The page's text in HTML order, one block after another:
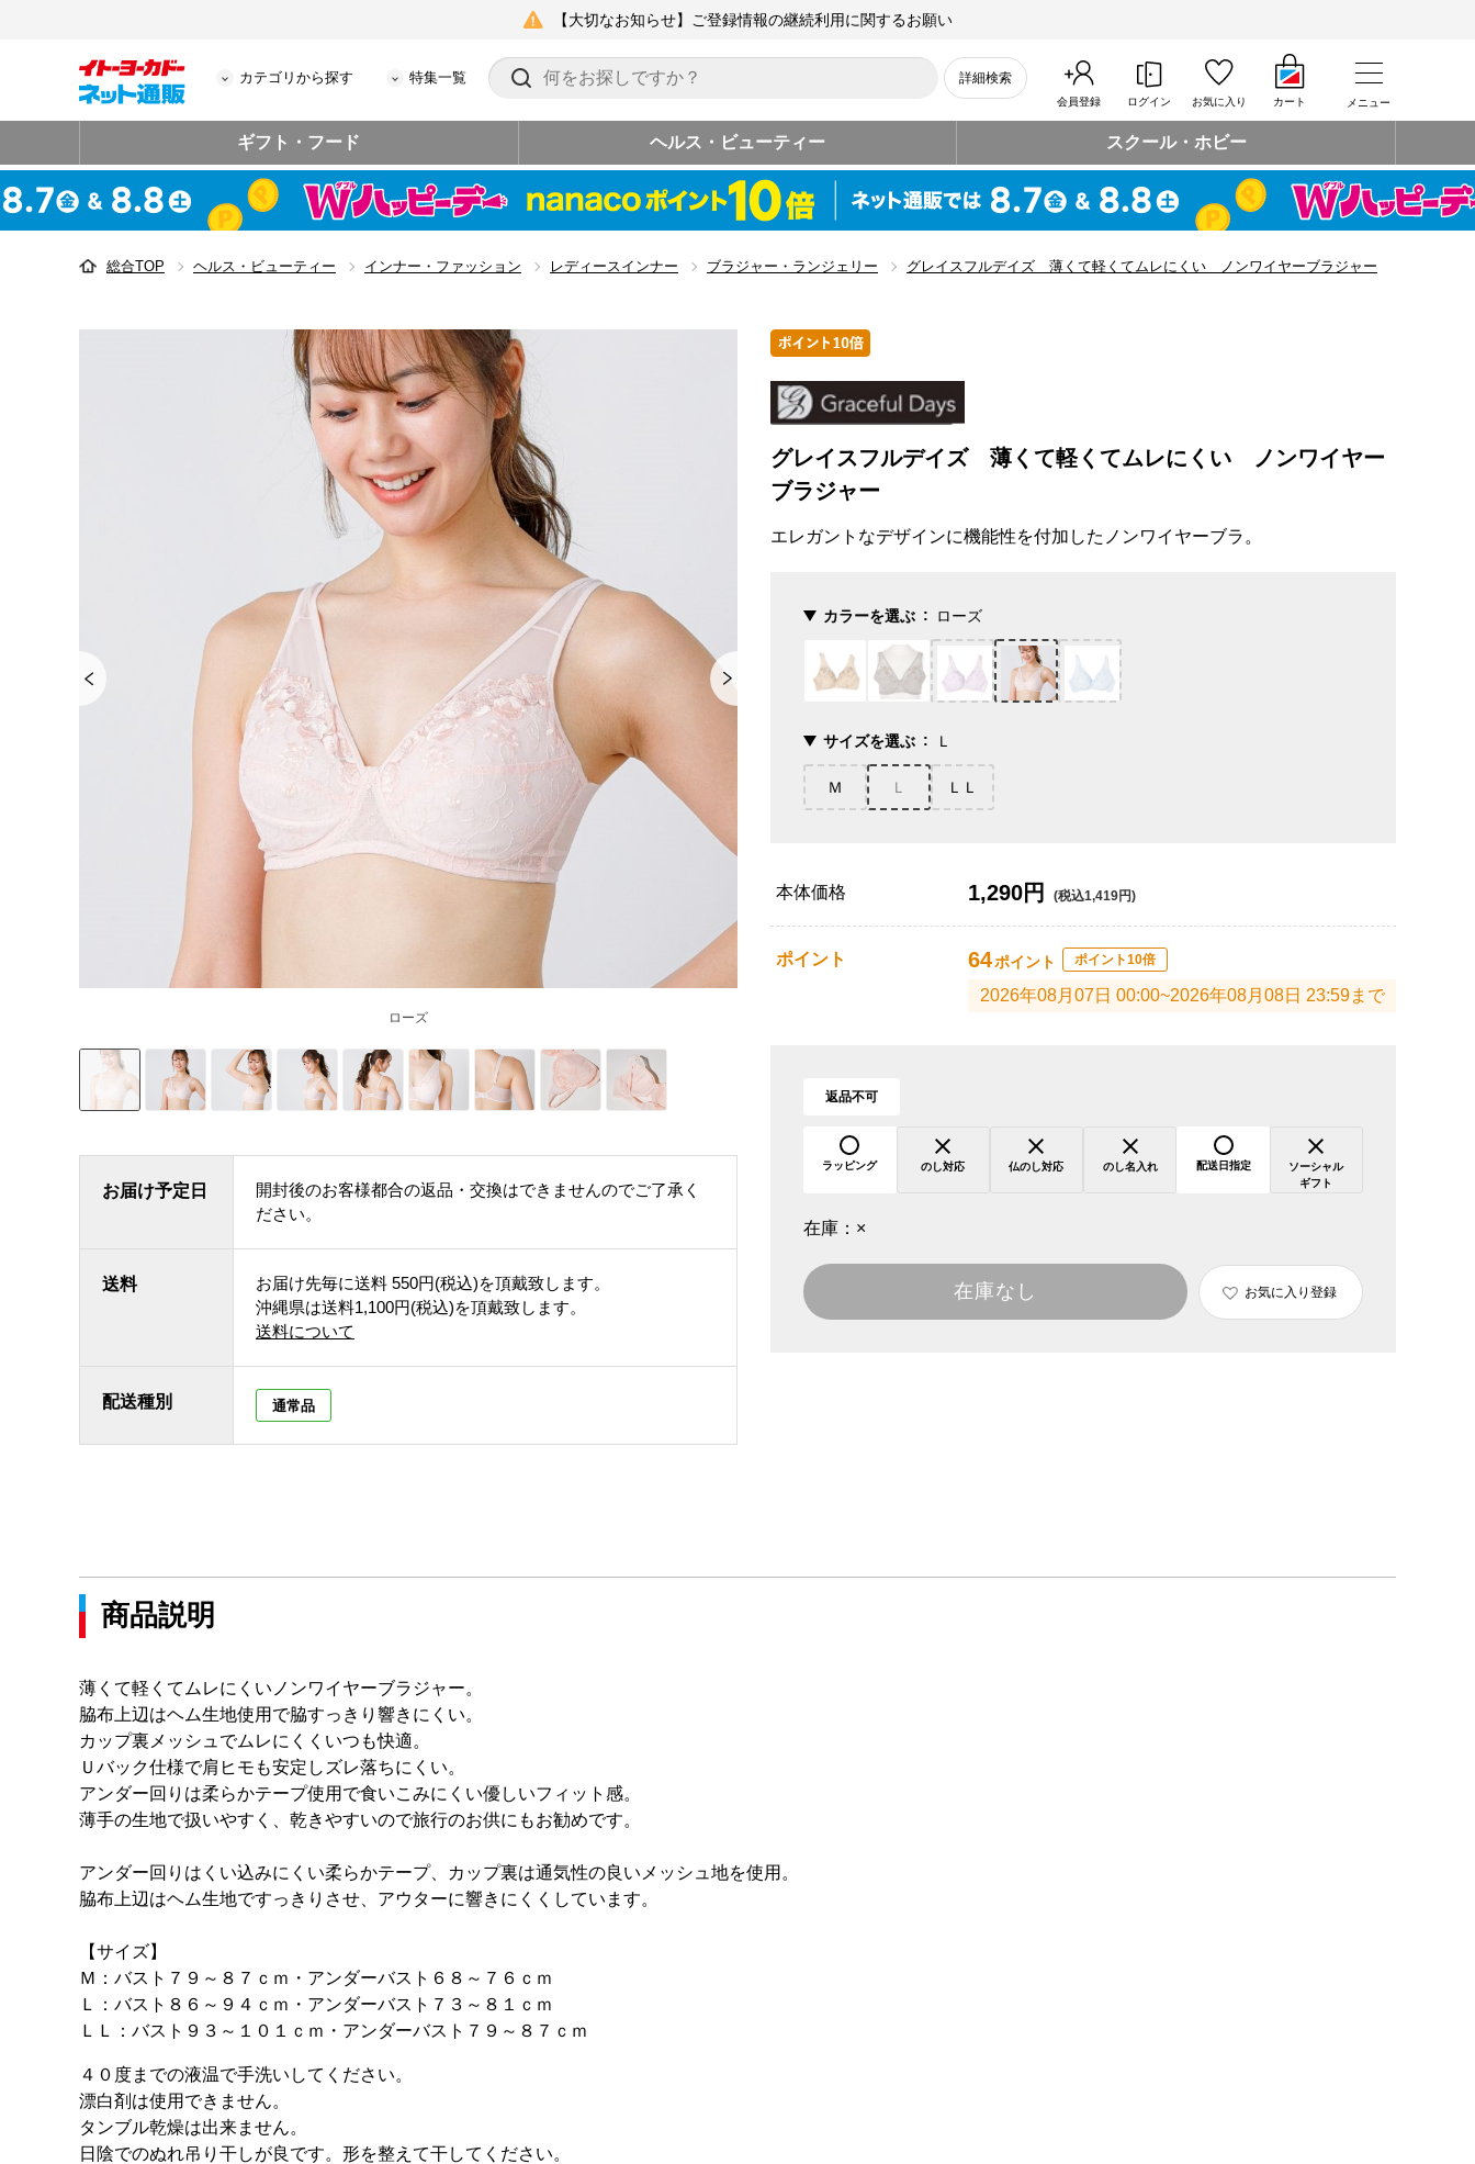
【大切なお知らせ】ご登録情報の継続利用に関するお願い
カテゴリから探す 特集一覧 詳細検索
会員登録 ログイン お気に入り カート メニュー
ギフト・フード ヘルス・ビューティー スクール・ホビー
総合TOP ヘルス・ビューティー インナー・ファッション レディースインナー ブラジャー・ランジェリー グレイスフルデイズ 薄くて軽くてムレにくい ノンワイヤーブラジャー
ローズ
お届け予定日
開封後のお客様都合の返品・交換はできませんのでご了承く
ださい。
送料 お届け先毎に送料 550円(税込)を頂戴致します。
沖縄県は送料1,100円(税込)を頂戴致します。
送料について
配送種別 通常品
グレイスフルデイズ 薄くて軽くてムレにくい ノンワイヤー
ブラジャー
エレガントなデザインに機能性を付加したノンワイヤーブラ。
カラーを選ぶ ローズ
サイズを選ぶ Ｌ
Ｍ Ｌ ＬＬ
本体価格 1,290円 (税込1,419円)
ポイント 64ポイント ポイント10倍
2026年08月07日 00:00~2026年08月08日 23:59まで
返品不可
ラッピング のし対応 仏のし対応 のし名入れ 配送日指定
ソーシャル
ギフト
在庫： ×
在庫なし お気に入り登録
商品説明
薄くて軽くてムレにくいノンワイヤーブラジャー。
脇布上辺はヘム生地使用で脇すっきり響きにくい。
カップ裏メッシュでムレにくくいつも快適。
Ｕバック仕様で肩ヒモも安定しズレ落ちにくい。
アンダー回りは柔らかテープ使用で食いこみにくい優しいフィット感。
薄手の生地で扱いやすく、乾きやすいので旅行のお供にもお勧めです。
アンダー回りはくい込みにくい柔らかテープ、カップ裏は通気性の良いメッシュ地を使用。
脇布上辺はヘム生地ですっきりさせ、アウターに響きにくくしています。
【サイズ】
Ｍ：バスト７９～８７ｃｍ・アンダーバスト６８～７６ｃｍ
Ｌ：バスト８６～９４ｃｍ・アンダーバスト７３～８１ｃｍ
ＬＬ：バスト９３～１０１ｃｍ・アンダーバスト７９～８７ｃｍ
４０度までの液温で手洗いしてください。
漂白剤は使用できません。
タンブル乾燥は出来ません。
日陰でのぬれ吊り干しが良です。形を整えて干してください。